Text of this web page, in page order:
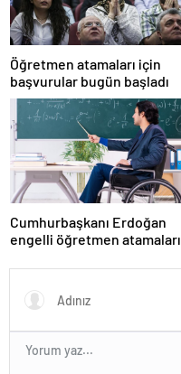
Öğretmen atamaları için
başvurular bugün başladı
Cumhurbaşkanı Erdoğan
engelli öğretmen atamaları